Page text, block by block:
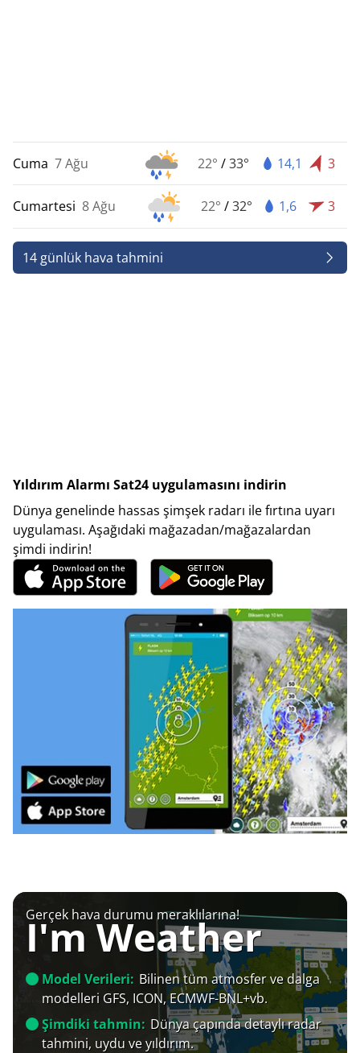
Cuma 7 Ağu 22° /33° 14,1 3
Cumartesi 8 Ağu 22° /32° 1,6 3
14 günlük hava tahmini
Yıldırım Alarmı Sat24 uygulamasını indirin
Dünya genelinde hassas şimşek radarı ile fırtına uyarı
uygulaması. Aşağıdaki mağazadan/mağazalardan
şimdi indirin!
Gerçek hava durumu meraklılarına!
I'm Weather
Model Verileri: Bilinen tüm atmosfer ve dalga
modelleri GFS, ICON, ECMWF-BNL+vb.
Şimdiki tahmin: Dünya çapında detaylı radar
tahmini, uydu ve yıldırım.